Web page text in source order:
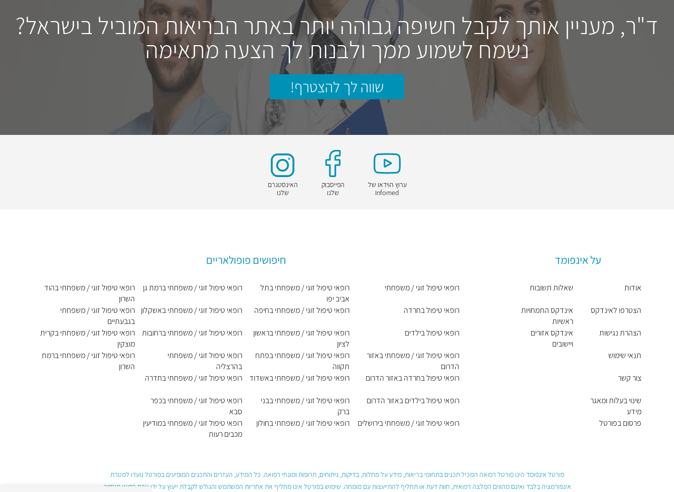
ד"ר, מעניין אותך לקבל חשיפה גבוהה יותר באתר הבריאות המוביל בישראל?
נשמח לשמוע ממך ולבנות לך הצעה מתאימה
שווה לך להצטרף!
ערוץ הוידאו של
Infomed
הפייסבוק
שלנו
האינסטגרם
שלנו
על אינפומד
אודות
הצטרפו לאינדקס
הצהרת נגישות
תנאי שימוש
צור קשר
שינוי בעלות ומאגר
מידע
פרסום בפורטל
שאלות תשובות
אינדקס התמחויות
ראשיות
אינדקס אזורים
ויישובים
חיפושים פופולאריים
רופאי טיפול זוגי / משפחתי
רופאי טיפול בחרדה
רופאי טיפול בילדים
רופאי טיפול זוגי / משפחתי באזור
הדרום
רופאי טיפול בחרדה באזור הדרום
רופאי טיפול בילדים באזור הדרום
רופאי טיפול זוגי / משפחתי בירושלים
רופאי טיפול זוגי / משפחתי בתל
אביב יפו
רופאי טיפול זוגי / משפחתי בחיפה
רופאי טיפול זוגי / משפחתי בראשון
לציון
רופאי טיפול זוגי / משפחתי בפתח
תקווה
רופאי טיפול זוגי / משפחתי באשדוד
רופאי טיפול זוגי / משפחתי בבני
ברק
רופאי טיפול זוגי / משפחתי בחולון
רופאי טיפול זוגי / משפחתי ברמת גן
רופאי טיפול זוגי / משפחתי באשקלון
רופאי טיפול זוגי / משפחתי ברחובות
רופאי טיפול זוגי / משפחתי
בהרצליה
רופאי טיפול זוגי / משפחתי בחדרה
רופאי טיפול זוגי / משפחתי בכפר
סבא
רופאי טיפול זוגי / משפחתי במודיעין
מכבים רעות
רופאי טיפול זוגי / משפחתי בהוד
השרון
רופאי טיפול זוגי / משפחתי
בגבעתיים
רופאי טיפול זוגי / משפחתי בקרית
מוצקין
רופאי טיפול זוגי / משפחתי ברמת
השרון
פורטל אינפומד הינו פורטל רפואה המכיל תכנים בתחומי בריאות, מידע על מחלות, בדיקות, ניתוחים, תרופות ומונחי רפואה. כל המידע, העזרים והתכנים המופיעים בפורטל נועדו למטרת
אינפורמציה בלבד ואינם מהווים המלצה רפואית, חוות דעת או תחליף להתייעצות עם מומחה. שימוש בפורטל אינו מחליף את אחריות המשתמש והגולש לקבלת ייעוץ על ידי גורם רפואי מוסמך